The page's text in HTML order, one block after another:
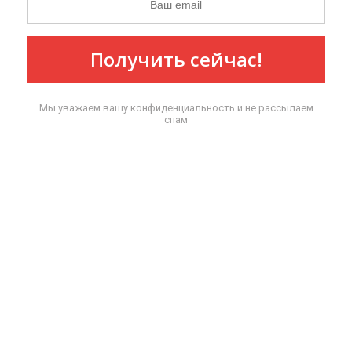
Получить сейчас!
Мы уважаем вашу конфиденциальность и не рассылаем
спам